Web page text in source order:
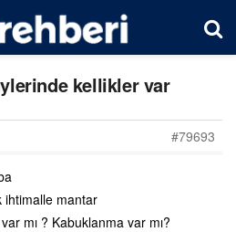
kellikler var
#79693
ihtimalle mantar
var mı ? Kabuklanma var mı?